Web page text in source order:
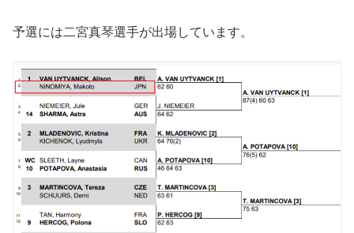
予選には二宮真琴選手が出場しています。